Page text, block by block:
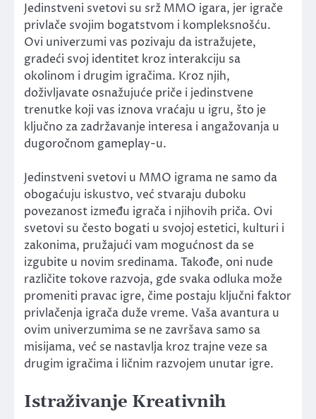
Jedinstveni svetovi su srž MMO igara, jer igrače
privlače svojim bogatstvom i kompleksnošću.
Ovi univerzumi vas pozivaju da istražujete,
gradeći svoj identitet kroz interakciju sa
okolinom i drugim igračima. Kroz njih,
doživljavate osnažujuće priče i jedinstvene
trenutke koji vas iznova vraćaju u igru, što je
ključno za zadržavanje interesa i angažovanja u
dugoročnom gameplay-u.
Jedinstveni svetovi u MMO igrama ne samo da
obogaćuju iskustvo, već stvaraju duboku
povezanost između igrača i njihovih priča. Ovi
svetovi su često bogati u svojoj estetici, kulturi i
zakonima, pružajući vam mogućnost da se
izgubite u novim sredinama. Takođe, oni nude
različite tokove razvoja, gde svaka odluka može
promeniti pravac igre, čime postaju ključni faktor
privlačenja igrača duže vreme. Vaša avantura u
ovim univerzumima se ne završava samo sa
misijama, već se nastavlja kroz trajne veze sa
drugim igračima i ličnim razvojem unutar igre.
Istraživanje Kreativnih